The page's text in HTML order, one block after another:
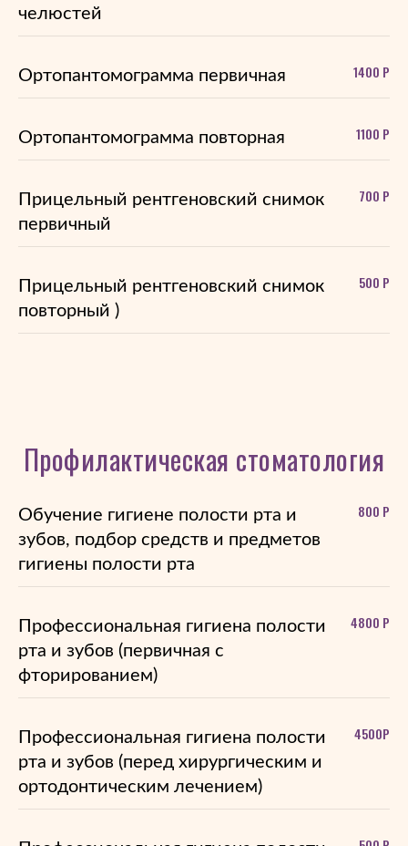
челюстей
Ортопантомограмма первичная 1400 Р
Ортопантомограмма повторная 1100 Р
Прицельный рентгеновский снимок
первичный
700 Р
Прицельный рентгеновский снимок
повторный )
500 Р
Профилактическая стоматология
Обучение гигиене полости рта и
зубов, подбор средств и предметов
гигиены полости рта
800 Р
Профессиональная гигиена полости
рта и зубов (первичная с
фторированием)
4800 Р
Профессиональная гигиена полости
рта и зубов (перед хирургическим и
ортодонтическим лечением)
4500Р